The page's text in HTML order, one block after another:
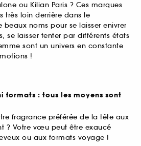
ou Kilian Paris ? Ces marques
très loin derrière dans le
beaux noms pour se laisser enivrer
se laisser tenter par différents états
sont un univers en constante
!
formats : tous les moyens sont
fragrance préférée de la tête aux
? Votre vœu peut être exaucé
ou aux formats voyage !